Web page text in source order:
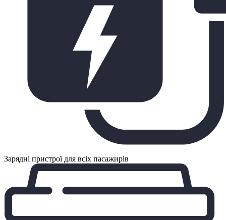
Зарядні пристрої для всіх пасажирів